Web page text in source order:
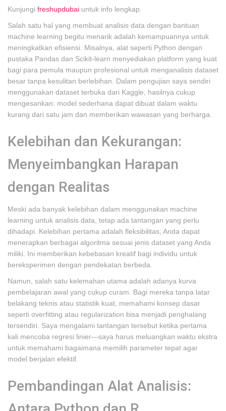
Kunjungi freshupdubai untuk info lengkap.
Salah satu hal yang membuat analisis data dengan bantuan
machine learning begitu menarik adalah kemampuannya untuk
meningkatkan efisiensi. Misalnya, alat seperti Python dengan
pustaka Pandas dan Scikit-learn menyediakan platform yang kuat
bagi para pemula maupun profesional untuk menganalisis dataset
besar tanpa kesulitan berlebihan. Dalam pengujian saya sendiri
menggunakan dataset terbuka dari Kaggle, hasilnya cukup
mengesankan: model sederhana dapat dibuat dalam waktu
kurang dari satu jam dan memberikan wawasan yang berharga.
Kelebihan dan Kekurangan:
Menyeimbangkan Harapan
dengan Realitas
Meski ada banyak kelebihan dalam menggunakan machine
learning untuk analisis data, tetap ada tantangan yang perlu
dihadapi. Kelebihan pertama adalah fleksibilitas; Anda dapat
menerapkan berbagai algoritma sesuai jenis dataset yang Anda
miliki. Ini memberikan kebebasan kreatif bagi individu untuk
bereksperimen dengan pendekatan berbeda.
Namun, salah satu kelemahan utama adalah adanya kurva
pembelajaran awal yang cukup curam. Bagi mereka tanpa latar
belakang teknis atau statistik kuat, memahami konsep dasar
seperti overfitting atau regularization bisa menjadi penghalang
tersendiri. Saya mengalami tantangan tersebut ketika pertama
kali mencoba regresi linier—saya harus meluangkan waktu ekstra
untuk memahami bagaimana memilih parameter tepat agar
model berjalan efektif.
Pembandingan Alat Analisis: